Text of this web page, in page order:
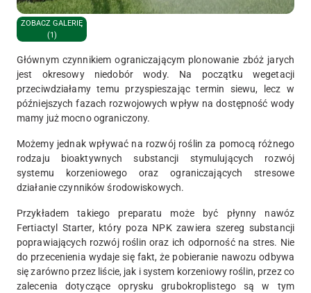
ZOBACZ GALERIĘ
(1)
Głównym czynnikiem ograniczającym plonowanie zbóż jarych
jest okresowy niedobór wody. Na początku wegetacji
przeciwdziałamy temu przyspieszając termin siewu, lecz w
późniejszych fazach rozwojowych wpływ na dostępność wody
mamy już mocno ograniczony.
Możemy jednak wpływać na rozwój roślin za pomocą różnego
rodzaju bioaktywnych substancji stymulujących rozwój
systemu korzeniowego oraz ograniczających stresowe
działanie czynników środowiskowych.
Przykładem takiego preparatu może być płynny nawóz
Fertiactyl Starter, który poza NPK zawiera szereg substancji
poprawiających rozwój roślin oraz ich odporność na stres. Nie
do przecenienia wydaje się fakt, że pobieranie nawozu odbywa
się zarówno przez liście, jak i system korzeniowy roślin, przez co
zalecenia dotyczące oprysku grubokroplistego są w tym